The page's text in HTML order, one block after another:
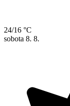
24/16 °C
sobota 8. 8.